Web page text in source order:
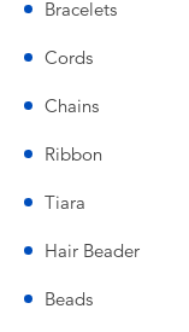
Bracelets
Cords
Chains
Ribbon
Tiara
Hair Beader
Beads